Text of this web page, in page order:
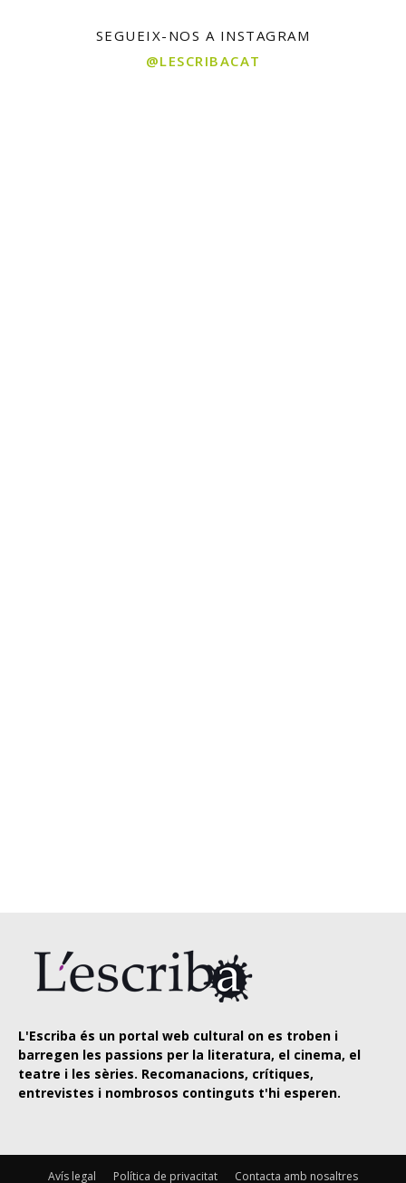
SEGUEIX-NOS A INSTAGRAM
@LESCRIBACAT
L'Escriba és un portal web cultural on es troben i
barregen les passions per la literatura, el cinema, el
teatre i les sèries. Recomanacions, crítiques,
entrevistes i nombrosos continguts t'hi esperen.
Avís legal Política de privacitat Contacta amb nosaltres